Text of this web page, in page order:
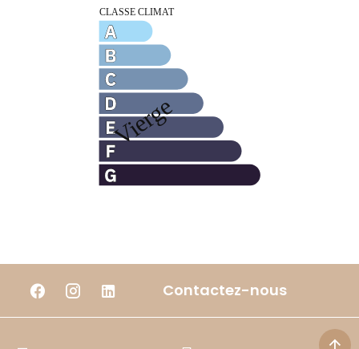
Contactez-nous